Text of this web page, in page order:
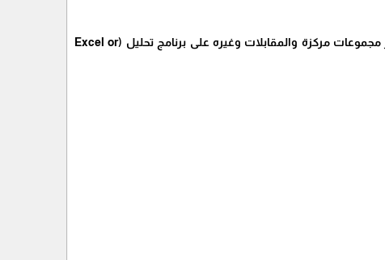
تفريغ نتائج الأدوات الكمية والنوعية من استمارات ورقية للتقييم ولقياس الرضا ومحاضر مجموعات مركزة والمقابلات وغيره على برنامج تحليل (Excel or